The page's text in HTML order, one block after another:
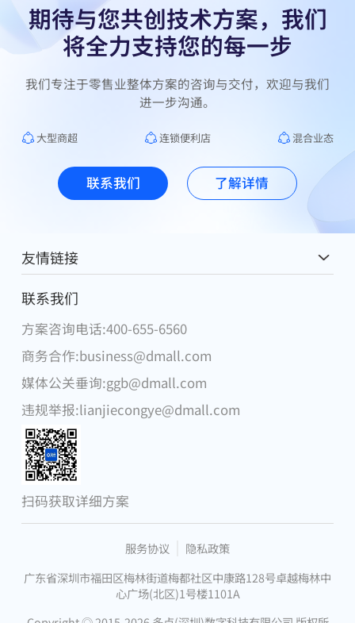
期待与您共创技术方案，我们
将全力支持您的每一步
我们专注于零售业整体方案的咨询与交付，欢迎与我们
进一步沟通。
大型商超 连锁便利店 混合业态
联系我们 了解详情
友情链接
麦德龙中国
腾讯
物美集团
DFI零售集团
步步高集团
微软
联系我们
方案咨询电话:400-655-6560
商务合作:business@dmall.com
媒体公关垂询:ggb@dmall.com
违规举报:lianjiecongye@dmall.com
扫码获取详细方案
服务协议
隐私政策
广东省深圳市福田区梅林街道梅都社区中康路128号卓越梅林中
心广场(北区)1号楼1101A